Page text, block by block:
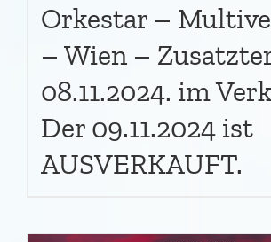
Orkestar –
– Wien –
08.11.2024. im
Der 09.11.2024 ist
AUSVERKAUFT.